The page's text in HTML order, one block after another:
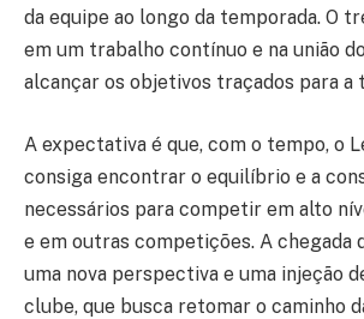
da equipe ao longo da temporada. O
em um trabalho contínuo e na união
alcançar os objetivos traçados para a
A expectativa é que, com o tempo, o
consiga encontrar o equilíbrio e a
necessários para competir em alto
e em outras competições. A chegada
uma nova perspectiva e uma injeção
clube, que busca retomar o caminho